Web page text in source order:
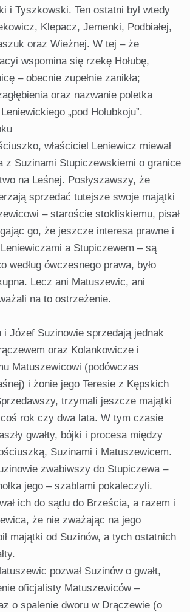
i Tyszkowski. Ten ostatni był wtedy
Klepacz, Jemenki, Podbiałej,
oraz Wieżnej. W tej – że
wspomina się rzekę Hołubę,
– obecnie zupełnie zanikła;
oraz nazwanie poletka
„pod Hołubkoju”.
właściciel Leniewicz miewał
z Suzinami Stupiczewskiemi o granice
na Leśnej. Posłyszawszy, że
sprzedać tutejsze swoje majątki
– staroście stokliskiemu, pisał
go, że jeszcze interesa prawne i
a Stupiczewem – są
według ówczesnego prawa, było
Lecz ani Matuszewic, ani
na to ostrzeżenie.
i Józef Suzinowie sprzedają jednak
oraz Kolankowicze i
Matuszewicowi (podówczas
i żonie jego Teresie z Kępskich
trzymali jeszcze majątki
rok czy dwa lata. W tym czasie
gwałty, bójki i procesa między
Suzinami i Matuszewicem.
zwabiwszy do Stupiczewa –
jego – szablami pokaleczyli.
ich do sądu do Brześcia, a razem i
że nie zważając na jego
majątki od Suzinów, a tych ostatnich
pozwał Suzinów o gwałt,
oficjalisty Matuszewiców –
o spalenie dworu w Drączewie (o